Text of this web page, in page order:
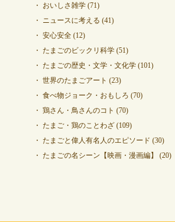
おいしさ雑学(71)
ニュースに考える (41)
安心安全(12)
たまごのビックリ科学(51)
たまごの歴史・文学・文化学(101)
世界のたまごアート (23)
食べ物ジョーク・おもしろ (70)
鶏さん・鳥さんのコト (70)
たまご・鶏のことわざ(109)
たまごと偉人有名人のエピソード (30)
たまごの名シーン【映画・漫画編】
(20)